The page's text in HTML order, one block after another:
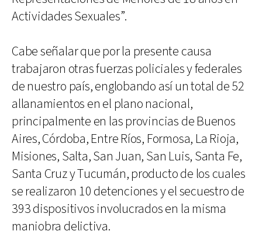
Actividades Sexuales”.
Cabe señalar que por la presente causa
trabajaron otras fuerzas policiales y federales
de nuestro país, englobando así un total de 52
allanamientos en el plano nacional,
principalmente en las provincias de Buenos
Aires, Córdoba, Entre Ríos, Formosa, La Rioja,
Misiones, Salta, San Juan, San Luis, Santa Fe,
Santa Cruz y Tucumán, producto de los cuales
se realizaron 10 detenciones y el secuestro de
393 dispositivos involucrados en la misma
maniobra delictiva.